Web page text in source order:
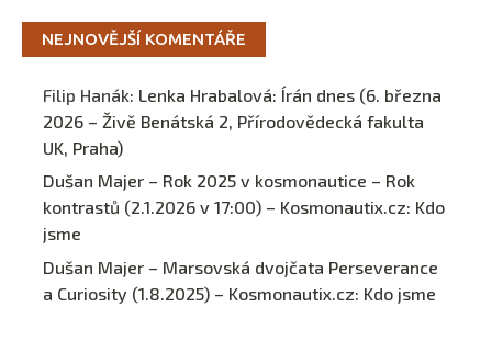
NEJNOVĚJŠÍ KOMENTÁŘE
Filip Hanák: Lenka Hrabalová: Írán dnes (6. března
2026 – Živě Benátská 2, Přírodovědecká fakulta
UK, Praha)
Dušan Majer – Rok 2025 v kosmonautice – Rok
kontrastů (2.1.2026 v 17:00) – Kosmonautix.cz: Kdo
jsme
Dušan Majer – Marsovská dvojčata Perseverance
a Curiosity (1.8.2025) – Kosmonautix.cz: Kdo jsme